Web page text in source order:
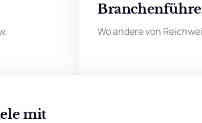
Wo andere von
mit